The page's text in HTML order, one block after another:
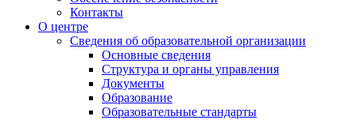
Контакты
О центре
Сведения об образовательной организации
Основные сведения
Структура и органы управления
Документы
Образование
Образовательные стандарты